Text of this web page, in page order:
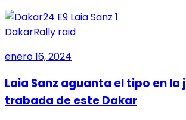
DakarRally raid
enero 16, 2024
Laia Sanz aguanta el tipo en
trabada de este Dakar